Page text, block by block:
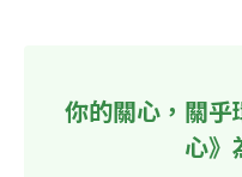
你的關心，關
心》